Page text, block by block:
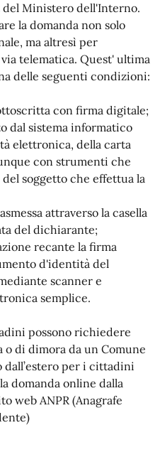
Ministero dell'Interno.
la domanda non solo
ma altresì per
telematica. Quest' ultima
delle seguenti condizioni:
con firma digitale;
dal sistema informatico
elettronica, della carta
con strumenti che
soggetto che effettua la
attraverso la casella
del dichiarante;
recante la firma
d'identità del
scanner e
semplice.
possono richiedere
di dimora da un Comune
dall’estero per i cittadini
domanda online dalla
web ANPR (Anagrafe